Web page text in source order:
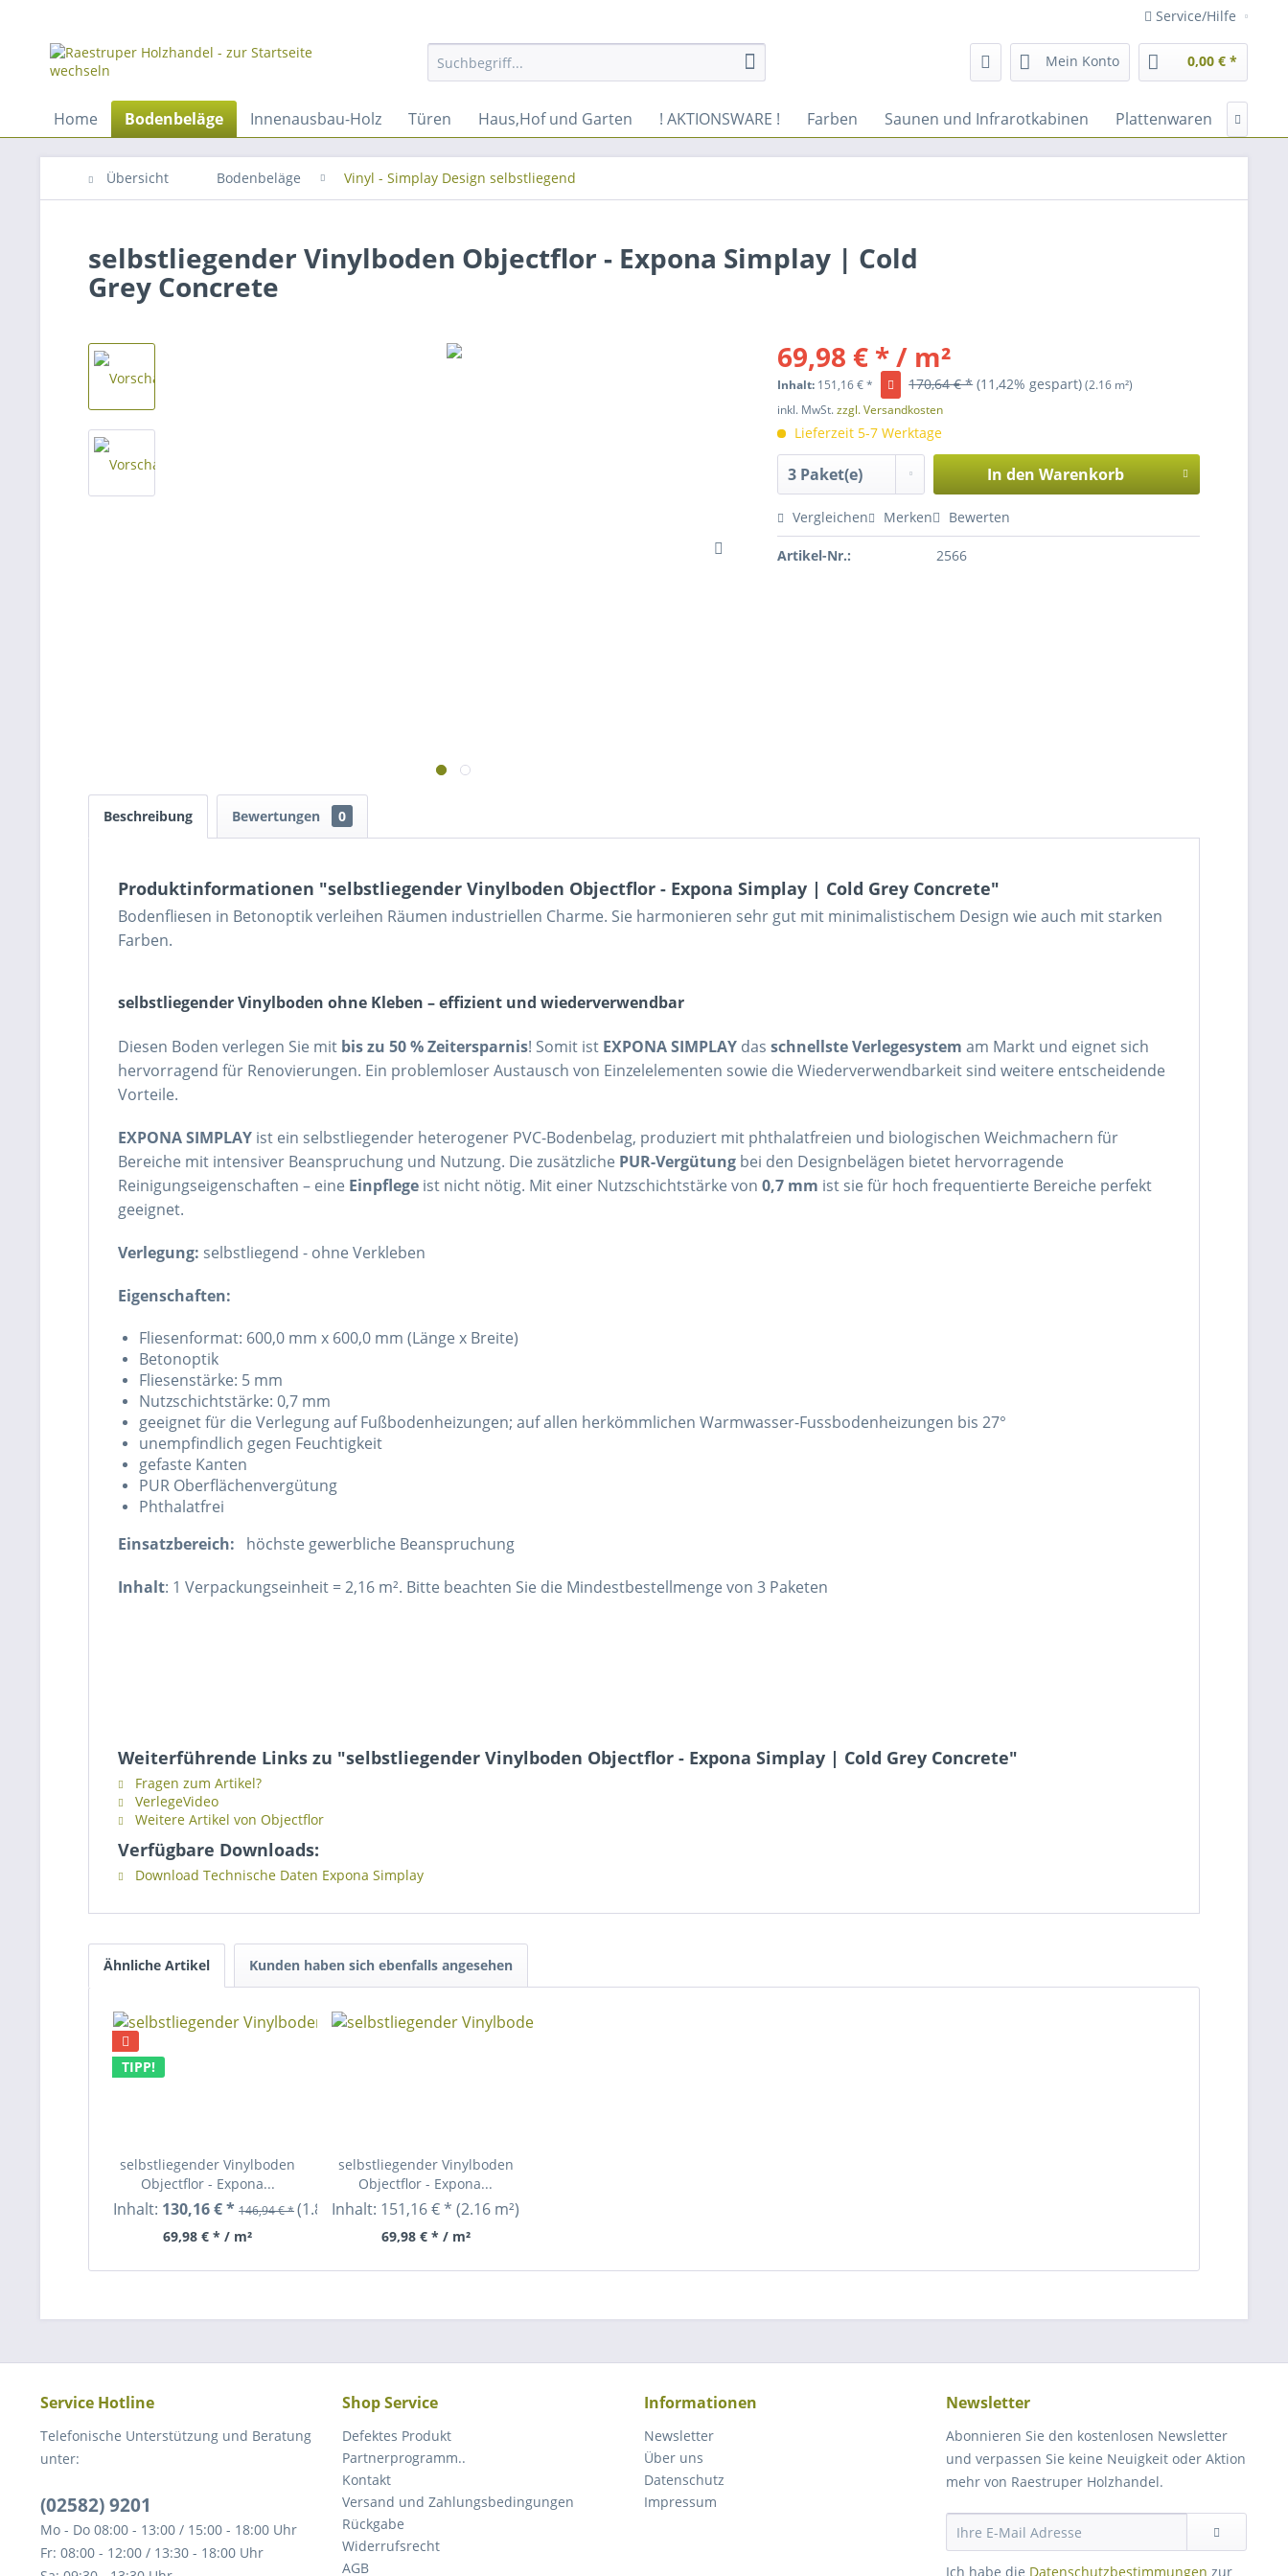
Service/Hilfe
Mein Konto 0,00 € *
Home Bodenbeläge Innenausbau-Holz Türen Haus,Hof und Garten ! AKTIONSWARE ! Farben Saunen und Infrarotkabinen Plattenwaren 
Übersicht Bodenbeläge Vinyl - Simplay Design selbstliegend
selbstliegender Vinylboden Objectflor - Expona Simplay | Cold
Grey Concrete
69,98 € * / m²
Inhalt: 151,16 € * 170,64 € * (11,42% gespart)(2.16 m²)
inkl. MwSt.zzgl. Versandkosten
Lieferzeit 5-7 Werktage
In den Warenkorb
Vergleichen Merken Bewerten
Artikel-Nr.: 2566
Beschreibung Bewertungen 0
Produktinformationen "selbstliegender Vinylboden Objectflor - Expona Simplay | Cold Grey Concrete"
Bodenfliesen in Betonoptik verleihen Räumen industriellen Charme. Sie harmonieren sehr gut mit minimalistischem Design wie auch mit starken
Farben.
selbstliegender Vinylboden ohne Kleben – effizient und wiederverwendbar
Diesen Boden verlegen Sie mit bis zu 50 % Zeitersparnis! Somit ist EXPONA SIMPLAY das schnellste Verlegesystem am Markt und eignet sich
hervorragend für Renovierungen. Ein problemloser Austausch von Einzelelementen sowie die Wiederverwendbarkeit sind weitere entscheidende
Vorteile.
EXPONA SIMPLAY ist ein selbstliegender heterogener PVC-Bodenbelag, produziert mit phthalatfreien und biologischen Weichmachern für
Bereiche mit intensiver Beanspruchung und Nutzung. Die zusätzliche PUR-Vergütung bei den Designbelägen bietet hervorragende
Reinigungseigenschaften – eine Einpflege ist nicht nötig. Mit einer Nutzschichtstärke von 0,7 mm ist sie für hoch frequentierte Bereiche perfekt
geeignet.
Verlegung: selbstliegend - ohne Verkleben
Eigenschaften:
Fliesenformat: 600,0 mm x 600,0 mm (Länge x Breite)
Betonoptik
Fliesenstärke: 5 mm
Nutzschichtstärke: 0,7 mm
geeignet für die Verlegung auf Fußbodenheizungen; auf allen herkömmlichen Warmwasser-Fussbodenheizungen bis 27°
unempfindlich gegen Feuchtigkeit
gefaste Kanten
PUR Oberflächenvergütung
Phthalatfrei
Einsatzbereich: höchste gewerbliche Beanspruchung
Inhalt: 1 Verpackungseinheit = 2,16 m². Bitte beachten Sie die Mindestbestellmenge von 3 Paketen
Weiterführende Links zu "selbstliegender Vinylboden Objectflor - Expona Simplay | Cold Grey Concrete"
Fragen zum Artikel?
VerlegeVideo
Weitere Artikel von Objectflor
Verfügbare Downloads:
Download Technische Daten Expona Simplay
Ähnliche Artikel Kunden haben sich ebenfalls angesehen
TIPP!
selbstliegender Vinylboden
Objectflor - Expona...
Inhalt: 130,16 € * 146,94 € *(1.86 m²)
69,98 € * / m²
selbstliegender Vinylboden
Objectflor - Expona...
Inhalt: 151,16 € *(2.16 m²)
69,98 € * / m²
Service Hotline
Telefonische Unterstützung und Beratung
unter:
(02582) 9201
Mo - Do 08:00 - 13:00 / 15:00 - 18:00 Uhr
Fr: 08:00 - 12:00 / 13:30 - 18:00 Uhr
Shop Service
Defektes Produkt
Partnerprogramm..
Kontakt
Versand und Zahlungsbedingungen
Rückgabe
Widerrufsrecht
AGB
Informationen
Newsletter
Über uns
Datenschutz
Impressum
Newsletter
Abonnieren Sie den kostenlosen Newsletter
und verpassen Sie keine Neuigkeit oder Aktion
mehr von Raestruper Holzhandel.
Ich habe die Datenschutzbestimmungen zur